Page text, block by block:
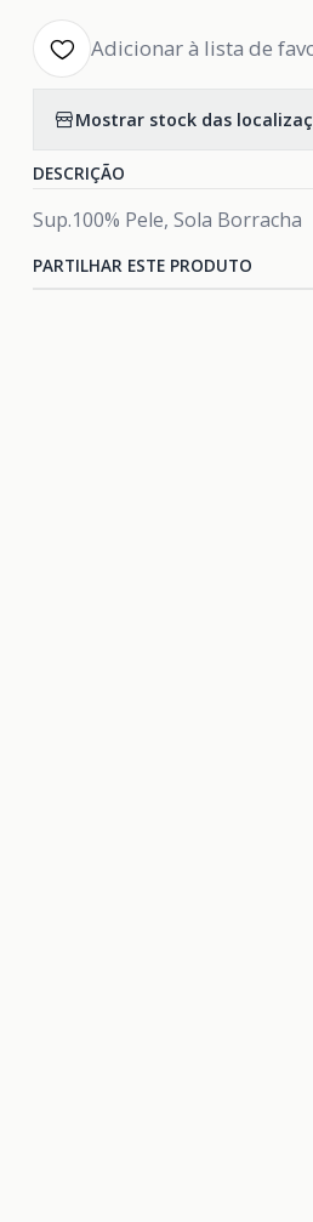
Adicionar à lista de
Mostrar stock das
DESCRIÇÃO
Sup.100% Pele, Sola Borracha
PARTILHAR ESTE PRODUTO